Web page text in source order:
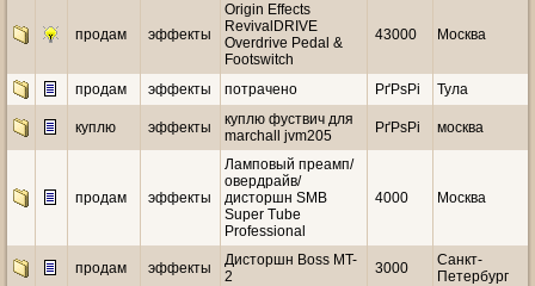
продам эффекты
Origin Effects
RevivalDRIVE
Overdrive Pedal &
Footswitch
43000 Москва
продам эффекты потрачено РґРѕРі Тула
куплю эффекты
куплю фуствич для
marchall jvm205
РґРѕРі москва
продам эффекты
Ламповый преамп/
овердрайв/
дисторшн SMB
Super Tube
Professional
4000 Москва
продам эффекты
Дисторшн Boss MT-
2
3000
Санкт-
Петербург